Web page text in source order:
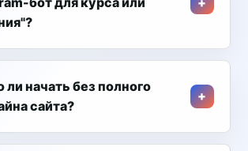
начать без полного
сайта?